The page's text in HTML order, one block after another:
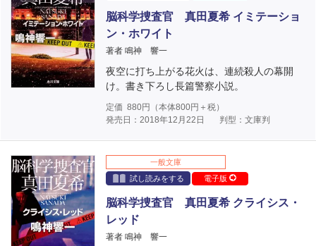
脳科学捜査官 真田夏希 イミテーショ
ン・ホワイト
著者 鳴神 響一
夜空に打ち上がる花火は、連続殺人の幕開
け。書き下ろし長篇警察小説。
定価 880円（本体800円＋税）
発売日：2018年12月22日
判型：文庫判
一般文庫
試し読みをする
電子版
脳科学捜査官 真田夏希 クライシス・
レッド
著者 鳴神 響一